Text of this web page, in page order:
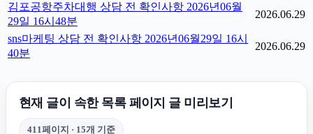
김포공항주차대행 상담 전 확인사항 2026년06월
29일 16시48분
2026.06.29
sns마케팅 상담 전 확인사항 2026년06월29일 16시
40분
2026.06.29
현재 글이 속한 목록 페이지 글 미리보기
411페이지 · 15개 기준